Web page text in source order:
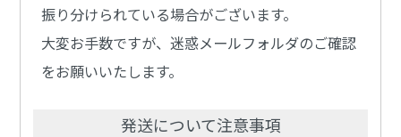
振り分けられている場合がございます。
大変お手数ですが、迷惑メールフォルダのご確認
をお願いいたします。
発送について注意事項